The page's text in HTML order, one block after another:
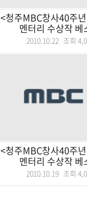
<청주MBC창사40주
멘터리 수상작
2010.10.22 조회
<청주MBC창사40주
멘터리 수상작
2010.10.19 조회